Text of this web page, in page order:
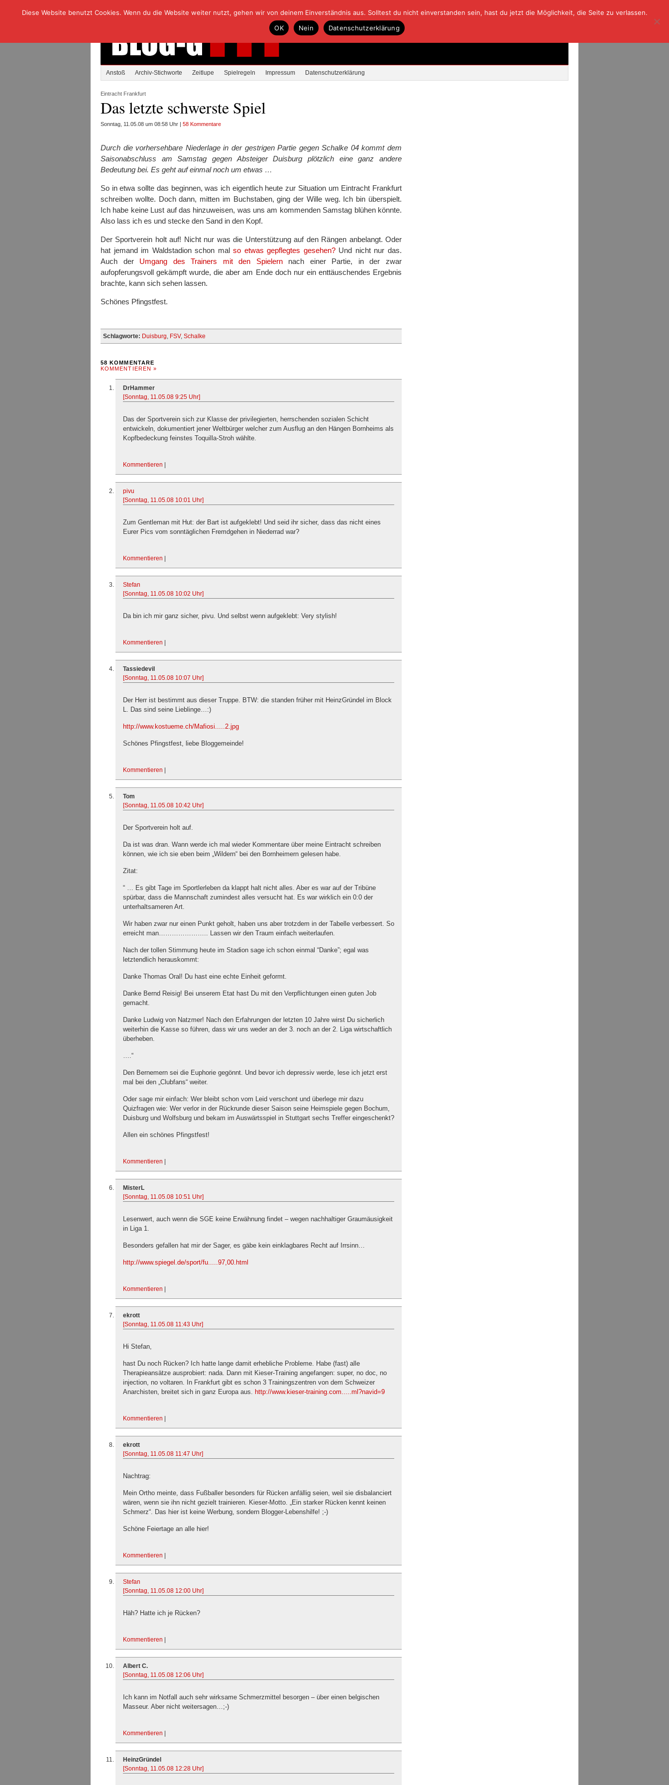
Anstoß Archiv-Stichworte Zeitlupe Spielregeln Impressum Datenschutzerklärung
Eintracht Frankfurt
Das letzte schwerste Spiel
Sonntag, 11.05.08 um 08:58 Uhr | 58 Kommentare
Durch die vorhersehbare Niederlage in der gestrigen Partie gegen Schalke 04 kommt dem
Saisonabschluss am Samstag gegen Absteiger Duisburg plötzlich eine ganz andere
Bedeutung bei. Es geht auf einmal noch um etwas …
So in etwa sollte das beginnen, was ich eigentlich heute zur Situation um Eintracht Frankfurt
schreiben wollte. Doch dann, mitten im Buchstaben, ging der Wille weg. Ich bin überspielt.
Ich habe keine Lust auf das hinzuweisen, was uns am kommenden Samstag blühen könnte.
Also lass ich es und stecke den Sand in den Kopf.
Der Sportverein holt auf! Nicht nur was die Unterstützung auf den Rängen anbelangt. Oder
hat jemand im Waldstadion schon malso etwas gepflegtes gesehen?Und nicht nur das.
Auch der Umgang des Trainers mit den Spielernnach einer Partie, in der zwar
aufopferungsvoll gekämpft wurde, die aber am Ende doch nur ein enttäuschendes Ergebnis
brachte, kann sich sehen lassen.
Schönes Pfingstfest.
Schlagworte: Duisburg, FSV, Schalke
58 KOMMENTARE
KOMMENTIEREN »
DrHammer
[Sonntag, 11.05.08 9:25 Uhr]
Das der Sportverein sich zur Klasse der privilegierten, herrschenden sozialen Schicht
entwickeln, dokumentiert jener Weltbürger welcher zum Ausflug an den Hängen Bornheims als
Kopfbedeckung feinstes Toquilla-Stroh wählte.
Kommentieren
pivu
[Sonntag, 11.05.08 10:01 Uhr]
Zum Gentleman mit Hut: der Bart ist aufgeklebt! Und seid ihr sicher, dass das nicht eines
Eurer Pics vom sonntäglichen Fremdgehen in Niederrad war?
Kommentieren
Stefan
[Sonntag, 11.05.08 10:02 Uhr]
Da bin ich mir ganz sicher, pivu. Und selbst wenn aufgeklebt: Very stylish!
Kommentieren
Tassiedevil
[Sonntag, 11.05.08 10:07 Uhr]
Der Herr ist bestimmt aus dieser Truppe. BTW: die standen früher mit HeinzGründel im Block
L. Das sind seine Lieblinge…:)
http://www.kostueme.ch/Mafiosi.....2.jpg
Schönes Pfingstfest, liebe Bloggemeinde!
Kommentieren
Tom
[Sonntag, 11.05.08 10:42 Uhr]
Der Sportverein holt auf.
Da ist was dran. Wann werde ich mal wieder Kommentare über meine Eintracht schreiben
können, wie ich sie eben beim „Wildern“ bei den Bornheimern gelesen habe.
Zitat:
“ … Es gibt Tage im Sportlerleben da klappt halt nicht alles. Aber es war auf der Tribüne
spürbar, dass die Mannschaft zumindest alles versucht hat. Es war wirklich ein 0:0 der
unterhaltsameren Art.
Wir haben zwar nur einen Punkt geholt, haben uns aber trotzdem in der Tabelle verbessert. So
erreicht man………………….. Lassen wir den Traum einfach weiterlaufen.
Nach der tollen Stimmung heute im Stadion sage ich schon einmal “Danke”; egal was
letztendlich herauskommt:
Danke Thomas Oral! Du hast eine echte Einheit geformt.
Danke Bernd Reisig! Bei unserem Etat hast Du mit den Verpflichtungen einen guten Job
gemacht.
Danke Ludwig von Natzmer! Nach den Erfahrungen der letzten 10 Jahre wirst Du sicherlich
weiterhin die Kasse so führen, dass wir uns weder an der 3. noch an der 2. Liga wirtschaftlich
überheben.
….“
Den Bernemern sei die Euphorie gegönnt. Und bevor ich depressiv werde, lese ich jetzt erst
mal bei den „Clubfans“ weiter.
Oder sage mir einfach: Wer bleibt schon vom Leid verschont und überlege mir dazu
Quizfragen wie: Wer verlor in der Rückrunde dieser Saison seine Heimspiele gegen Bochum,
Duisburg und Wolfsburg und bekam im Auswärtsspiel in Stuttgart sechs Treffer eingeschenkt?
Allen ein schönes Pfingstfest!
Kommentieren
MisterL
[Sonntag, 11.05.08 10:51 Uhr]
Lesenwert, auch wenn die SGE keine Erwähnung findet – wegen nachhaltiger Graumäusigkeit
in Liga 1.
Besonders gefallen hat mir der Sager, es gäbe kein einklagbares Recht auf Irrsinn…
http://www.spiegel.de/sport/fu.....97,00.html
Kommentieren
ekrott
[Sonntag, 11.05.08 11:43 Uhr]
Hi Stefan,
hast Du noch Rücken? Ich hatte lange damit erhebliche Probleme. Habe (fast) alle
Therapieansätze ausprobiert: nada. Dann mit Kieser-Training angefangen: super, no doc, no
injection, no voltaren. In Frankfurt gibt es schon 3 Trainingszentren von dem Schweizer
Anarchisten, breitet sich in ganz Europa aus. http://www.kieser-training.com.....ml?navid=9
Kommentieren
ekrott
[Sonntag, 11.05.08 11:47 Uhr]
Nachtrag:
Mein Ortho meinte, dass Fußballer besonders für Rücken anfällig seien, weil sie disbalanciert
wären, wenn sie ihn nicht gezielt trainieren. Kieser-Motto. „Ein starker Rücken kennt keinen
Schmerz“. Das hier ist keine Werbung, sondern Blogger-Lebenshilfe! ;-)
Schöne Feiertage an alle hier!
Kommentieren
Stefan
[Sonntag, 11.05.08 12:00 Uhr]
Häh? Hatte ich je Rücken?
Kommentieren
Albert C.
[Sonntag, 11.05.08 12:06 Uhr]
Ich kann im Notfall auch sehr wirksame Schmerzmittel besorgen – über einen belgischen
Masseur. Aber nicht weitersagen…;-)
Kommentieren
HeinzGründel
[Sonntag, 11.05.08 12:28 Uhr]
Diese Website benutzt Cookies. Wenn du die Website weiter nutzt, gehen wir von deinem Einverständnis aus. Solltest du nicht einverstanden sein, hast du jetzt die Möglichkeit, die Seite zu verlassen.
OK
Nein Datenschutzerklärung